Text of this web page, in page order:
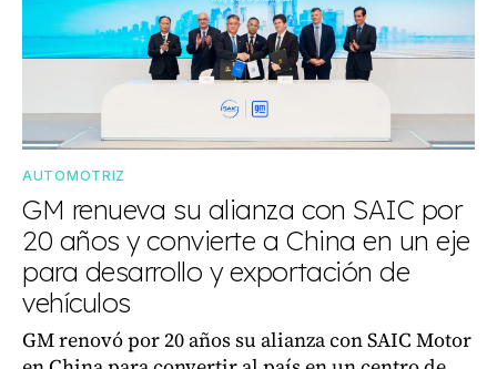
AUTOMOTRIZ
GM renueva su alianza con SAIC por
20 años y convierte a China en un eje
para desarrollo y exportación de
vehículos
GM renovó por 20 años su alianza con SAIC Motor